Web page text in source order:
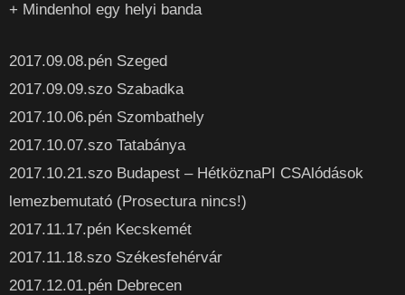
+ Mindenhol egy helyi banda
2017.09.08.pén Szeged
2017.09.09.szo Szabadka
2017.10.06.pén Szombathely
2017.10.07.szo Tatabánya
2017.10.21.szo Budapest – HétköznaPI CSAlódások
lemezbemutató (Prosectura nincs!)
2017.11.17.pén Kecskemét
2017.11.18.szo Székesfehérvár
2017.12.01.pén Debrecen